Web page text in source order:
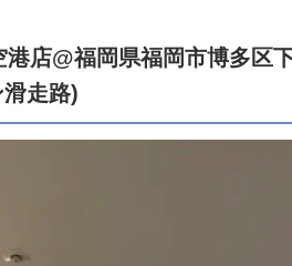
店@福岡県福岡市博多区
走路)